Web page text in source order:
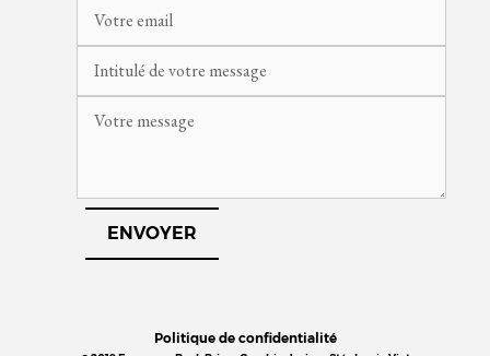
Politique de confidentialité